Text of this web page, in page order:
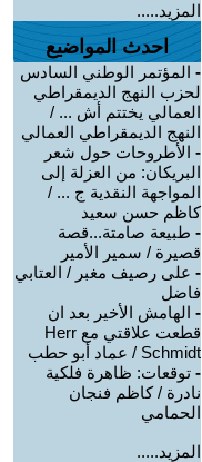
المزيد.....
احدث المواضيع
- المؤتمر الوطني السادس
لحزب النهج الديمقراطي
العمالي يختتم أش ... /
النهج الديمقراطي العمالي
- الأطروحات حول شعر
البريكان: من العزلة إلى
المواجهة النقدية ج ... /
كاظم حسن سعيد
- طبيعة صامتة...قصة
قصيرة / سمير الأمير
- على رصيف مغبر / العتابي
فاضل
- الهامش الأخير بعد ان
قطعت علاقتي مع Herr
Schmidt / عماد أبو حطب
- توقعات: ظاهرة فلكية
نادرة / كاظم فنجان
الحمامي
المزيد.....